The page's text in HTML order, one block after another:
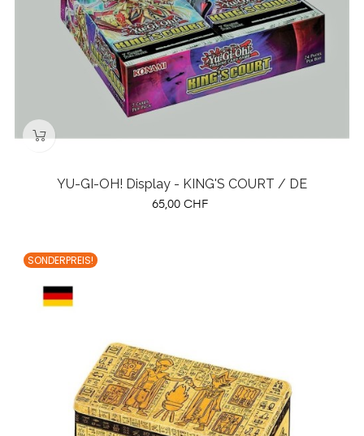
YU-GI-OH! Display - KING'S COURT / DE
Preis
65,00 CHF
SONDERPREIS!